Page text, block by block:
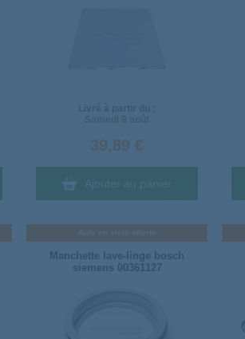
Samedi
8 août
39,89 €
Ajouter au panier
Aide en visio offerte
Manchette lave-linge bosch
siemens 00361127